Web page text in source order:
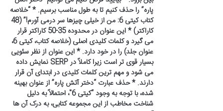
پاره” را حذف کنیم تا به طول مناسب برسیم. * “خلاصه
کتاب کیتی 6: من از خیلی چیزها سر درمی آورم!” (48
کاراکتر) * این عنوان در محدوده 35-50 کاراکتر قرار
می گیرد و کلمات کلیدی اصلی (خلاصه کتاب، کیتی 6،
عنوان جلد) را در خود دارد. * این عنوان از نظر سئویی
بسیار قوی تر است زیرا کاملاً در SERP نمایش داده
می شود و مهم ترین کلمات کلیدی در ابتدای آن قرار
دارند. * حذف عبارت “دختر آتش پاره” از عنوان بهینه
شده، با توجه به وجود “کیتی 6″، احتمالاً به دلیل
شناخت مخاطب از این مجموعه کتابی، به درک آن ها